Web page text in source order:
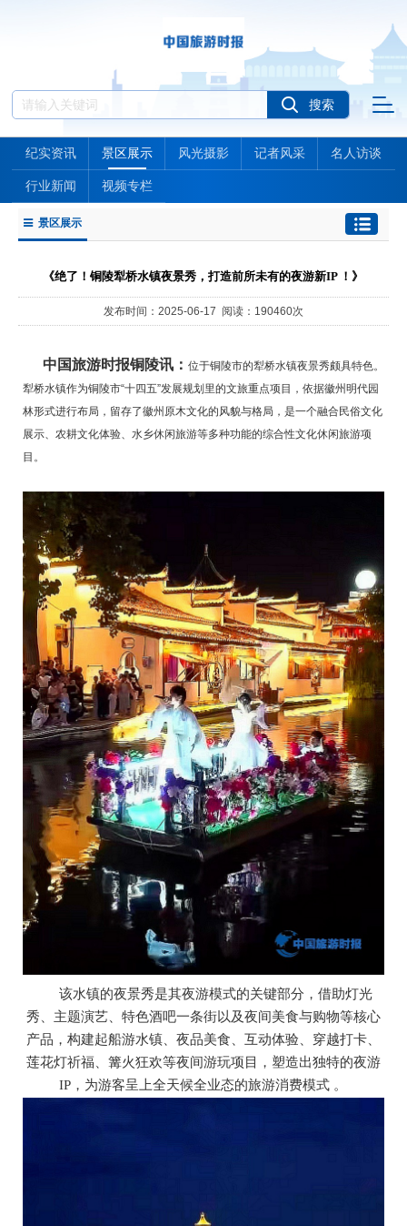
纪实资讯 景区展示 风光摄影 记者风采 名人访谈
行业新闻 视频专栏
景区展示
《绝了！铜陵犁桥水镇夜景秀，打造前所未有的夜游新IP ！》
发布时间：2025-06-17 阅读：190460次
中国旅游时报铜陵讯： 位于铜陵市的犁桥水镇夜景秀颇具特色。
犁桥水镇作为铜陵市“十四五”发展规划里的文旅重点项目，依据徽州明代园
林形式进行布局，留存了徽州原木文化的风貌与格局，是一个融合民俗文化
展示、农耕文化体验、水乡休闲旅游等多种功能的综合性文化休闲旅游项
目。
该水镇的夜景秀是其夜游模式的关键部分，借助灯光
秀、主题演艺、特色酒吧一条街以及夜间美食与购物等核心
产品，构建起船游水镇、夜品美食、互动体验、穿越打卡、
莲花灯祈福、篝火狂欢等夜间游玩项目，塑造出独特的夜游
IP，为游客呈上全天候全业态的旅游消费模式 。